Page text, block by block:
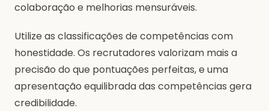
colaboração e melhorias mensuráveis.
Utilize as classificações de competências com
honestidade. Os recrutadores valorizam mais a
precisão do que pontuações perfeitas, e uma
apresentação equilibrada das competências gera
credibilidade.